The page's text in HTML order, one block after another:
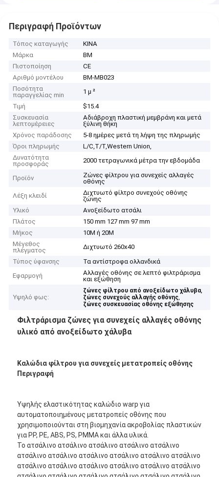
Περιγραφή Προϊόντων
Τόπος καταγωγής
ΚΙΝΑ
Μάρκα
BM
Πιστοποίηση
CE
Αριθμό μοντέλου
BM-MB023
Ποσότητα
παραγγελίας min
1 μ ²
Τιμή
$15.4
Συσκευασία
λεπτομέρειες
Αδιάβροχη πλαστική μεμβράνη και μετά
ξύλινη θήκη
Χρόνος παράδοσης
5-8 ημέρες μετά τη λήψη της πληρωμής
Όροι πληρωμής
L/C,T/T,Western Union,
Δυνατότητα
προσφοράς
2000 τετραγωνικά μέτρα την εβδομάδα
Προϊόν
Ζώνες φίλτρου για συνεχείς αλλαγές
οθόνης
Λέξη κλειδί
Διχτυωτό φίλτρο συνεχούς οθόνης
ζώνης
Υλικό
Ανοξείδωτο ατσάλι
Πλάτος
150 mm 127 mm 97 mm
Μήκος
10M ή 20M
Μέγεθος
πλέγματος
Διχτυωτό 260x40
Τύπος ύφανσης
Τα αντίστροφα ολλανδικά
Εφαρμογή
Αλλαγές οθόνης σε λεπτό φιλτράρισμα
και εξώθηση
Υψηλό φως:
ζώνες φίλτρου από ανοξείδωτο χάλυβα,
ζώνες συνεχούς αλλαγής οθόνης,
ζώνες συσκευασίας οθόνης εξώθησης
Φιλτράρισμα ζώνες για συνεχείς αλλαγές οθόνης
υλικό από ανοξείδωτο χάλυβα
Καλώδια φίλτρου για συνεχείς μετατροπείς οθόνης
Περιγραφή
Υψηλής ελαστικότητας καλώδιο warp για
αυτοματοποιημένους μετατροπείς οθόνης που
χρησιμοποιούνται στη βιομηχανία ακροβολίας πλαστικών
για PP, PE, ABS, PS, PMMA και άλλα υλικά.
Το ατσάλινο ατσάλινο ατσάλινο ατσάλινο ατσάλινο
ατσάλινο ατσάλινο ατσάλινο ατσάλινο ατσάλινο ατσάλινο
ατσάλινο ατσάλινο ατσάλινο ατσάλινο ατσάλινο ατσάλινο